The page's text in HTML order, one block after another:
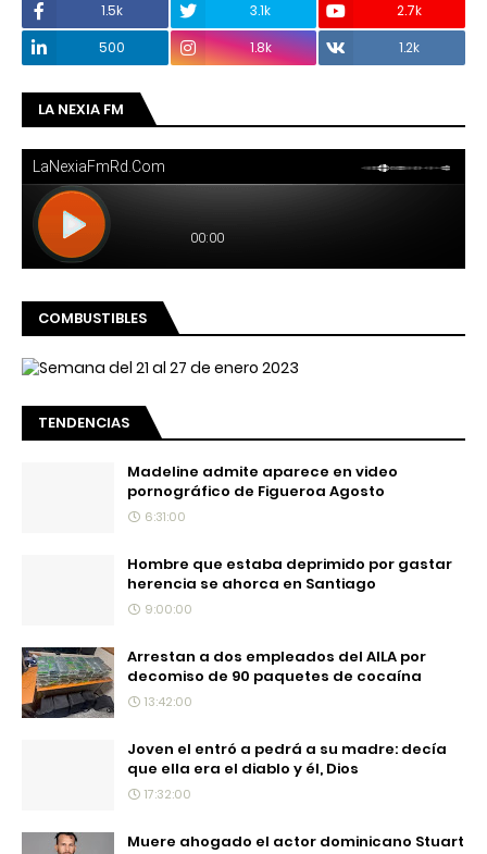
1.5k 3.1k
2.7k
500
1.8k 1.2k
LA NEXIA FM
COMBUSTIBLES
TENDENCIAS
Madeline admite aparece en video
pornográfico de Figueroa Agosto
6:31:00
Hombre que estaba deprimido por gastar
herencia se ahorca en Santiago
9:00:00
Arrestan a dos empleados del AILA por
decomiso de 90 paquetes de cocaína
13:42:00
Joven el entró a pedrá a su madre: decía
que ella era el diablo y él, Dios
17:32:00
Muere ahogado el actor dominicano Stuart